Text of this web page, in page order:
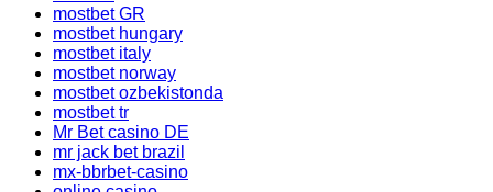
mostbet GR
mostbet hungary
mostbet italy
mostbet norway
mostbet ozbekistonda
mostbet tr
Mr Bet casino DE
mr jack bet brazil
mx-bbrbet-casino